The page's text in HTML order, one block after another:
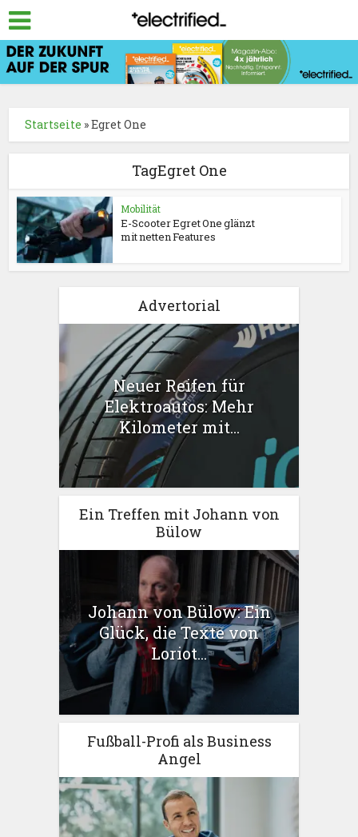
Startseite »Egret One
TagEgret One
Mobilität
E-Scooter Egret One glänzt
mit netten Features
Advertorial
Neuer Reifen für
Elektroautos: Mehr
Kilometer mit...
Ein Treffen mit Johann von
Bülow
Johann von Bülow: Ein
Glück, die Texte von
Loriot...
Fußball-Profi als Business
Angel